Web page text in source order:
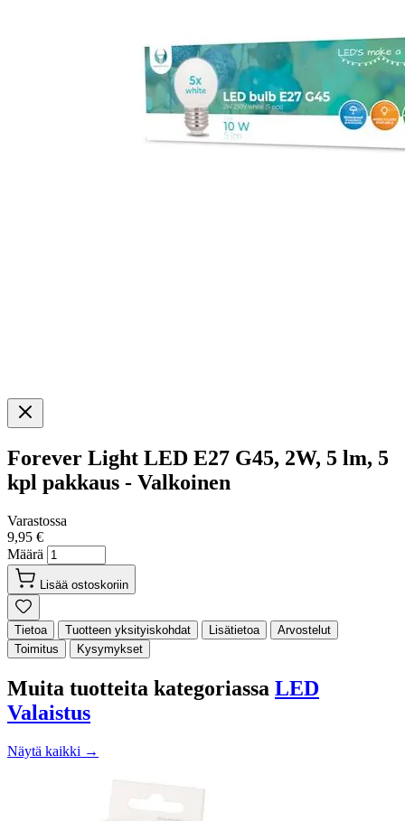
Forever Light LED E27 G45, 2W, 5 lm, 5
kpl pakkaus - Valkoinen
Varastossa
9,95 €
Määrä
Lisää ostoskoriin
Tietoa Tuotteen yksityiskohdat Lisätietoa
Arvostelut
Toimitus
Kysymykset
Muita tuotteita kategoriassa LED
Valaistus
Näytä kaikki →